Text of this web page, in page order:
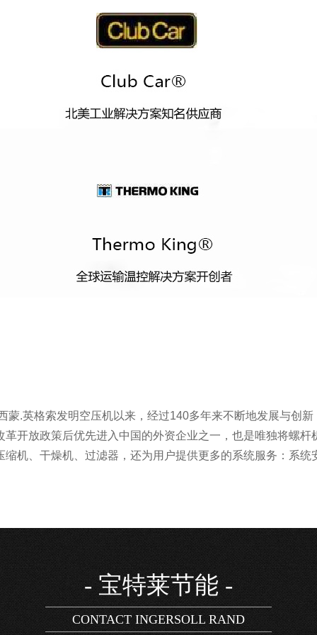
蒙.英格索发明空压机以来，经过140多年来不断地发展与创
开放政策后优先进入中国的外资企业之一，也是唯独将螺
机、干燥机、过滤器，还为用户提供更多的系统服务：系
- 宝特莱节能 -
CONTACT INGERSOLL RAND